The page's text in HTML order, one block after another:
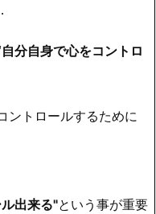
自分自身で心をコントロ
ントロールするために
出来る"という事が重要